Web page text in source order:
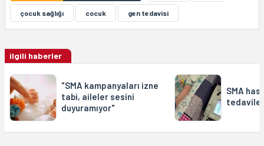
çocuk sağlığı cocuk gen tedavisi
ilgili haberler
"SMA kampanyaları izne
tabi, aileler sesini
duyuramıyor"
SMA